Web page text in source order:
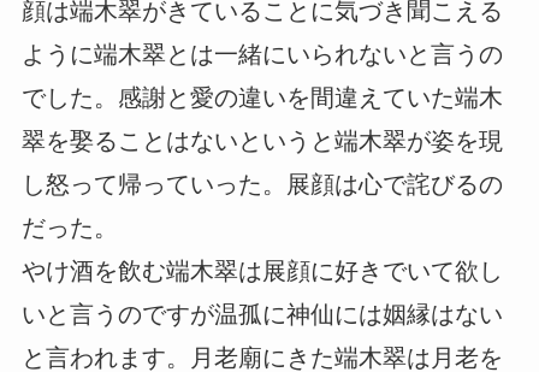
顔は端木翠がきていることに気づき聞こえる
ように端木翠とは一緒にいられないと言うの
でした。感謝と愛の違いを間違えていた端木
翠を娶ることはないというと端木翠が姿を現
し怒って帰っていった。展顔は心で詫びるの
だった。
やけ酒を飲む端木翠は展顔に好きでいて欲し
いと言うのですが温孤に神仙には姻縁はない
と言われます。月老廟にきた端木翠は月老を